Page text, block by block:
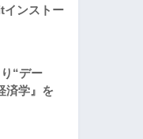
インストー
“デー
済学』を